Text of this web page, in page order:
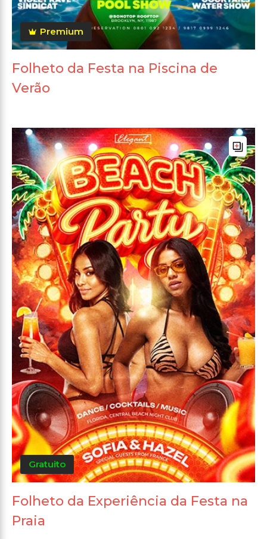
Premium
Folheto da Festa na Piscina de
Verão
Gratuito
Folheto da Experiência da Festa na
Praia